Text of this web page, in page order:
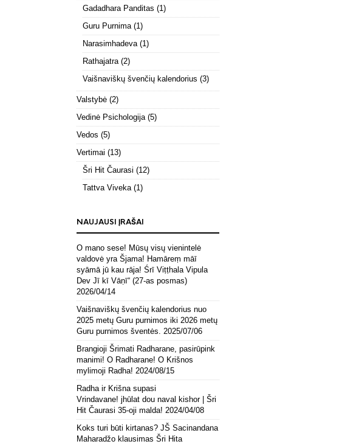
Gadadhara Panditas (1)
Guru Purnima (1)
Narasimhadeva (1)
Rathajatra (2)
Vaišnaviškų švenčių kalendorius (3)
Valstybė (2)
Vedinė Psichologija (5)
Vedos (5)
Vertimai (13)
Šri Hit Čaurasi (12)
Tattva Viveka (1)
NAUJAUSI ĮRAŠAI
O mano sese! Mūsų visų vienintelė
valdovė yra Šjama! Hamāreṃ māī
syāmā jū kau rāja! Śrī Viṭṭhala Vipula
Dev Jī kī Vāṇī“ (27-as posmas)
2026/04/14
Vaišnaviškų švenčių kalendorius nuo
2025 metų Guru purnimos iki 2026 metų
Guru purnimos šventės.
2025/07/06
Brangioji Šrimati Radharane, pasirūpink
manimi! O Radharane! O Krišnos
mylimoji Radha! 2024/08/15
Radha ir Krišna supasi
Vrindavane! jhūlat dou naval kishor | Šri
Hit Čaurasi 35-oji malda! 2024/04/08
Koks turi būti kirtanas? JŠ Sacinandana
Maharadžo klausimas Šri Hita